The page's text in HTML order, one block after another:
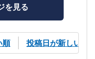
を見る
順 投稿日が新しい順